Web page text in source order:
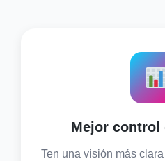
Mejor control
Ten una visión más